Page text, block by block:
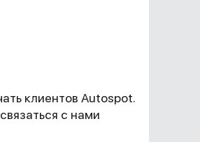
клиентов Autospot.
с нами